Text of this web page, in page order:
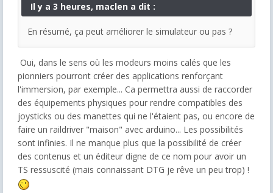
Il y a 3 heures, maclen a dit :
En résumé, ça peut améliorer le simulateur ou pas ?
Oui, dans le sens où les modeurs moins calés que les
pionniers pourront créer des applications renforçant
l'immersion, par exemple... Ca permettra aussi de raccorder
des équipements physiques pour rendre compatibles des
joysticks ou des manettes qui ne l'étaient pas, ou encore de
faire un raildriver "maison" avec arduino... Les possibilités
sont infinies. Il ne manque plus que la possibilité de créer
des contenus et un éditeur digne de ce nom pour avoir un
TS ressuscité (mais connaissant DTG je rêve un peu trop) !